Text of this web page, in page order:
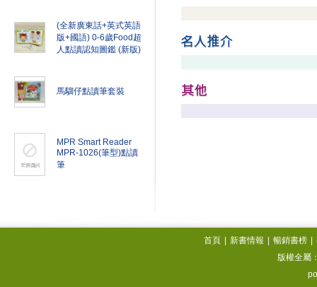
(全新廣東話+英式英語
版+國語) 0-6歲Food超
人點讀認知圖鑑 (新版)
馬騮仔點讀筆套裝
MPR Smart Reader
MPR-1026(筆型)點讀
筆
首頁 新書情報 暢銷書榜
版權全屬